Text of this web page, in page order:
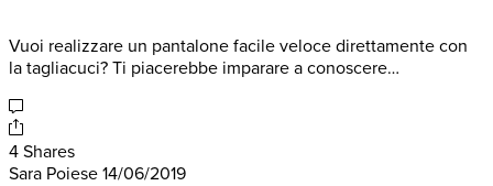
Vuoi realizzare un pantalone facile veloce direttamente con
la tagliacuci? Ti piacerebbe imparare a conoscere…
4 Shares
Sara Poiese 14/06/2019